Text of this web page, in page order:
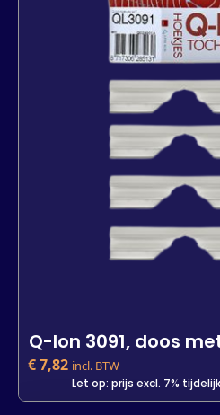
In den Warenkorb
Q-lon 3091, doos
€7,82 incl. BTW
Let op: prijs excl. 7%